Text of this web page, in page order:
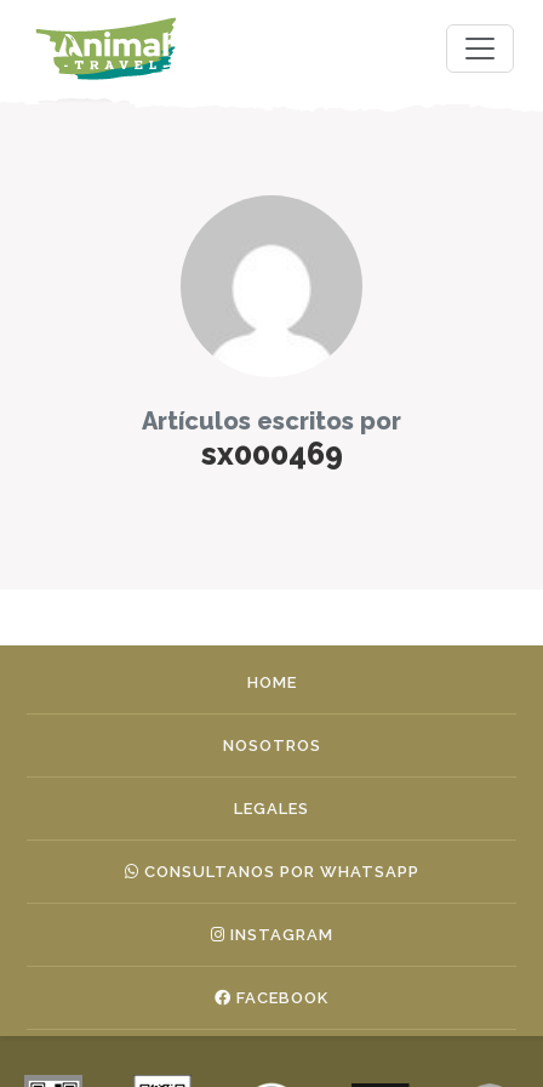
Artículos escritos por
sx000469
HOME
NOSOTROS
LEGALES
CONSULTANOS POR WHATSAPP
INSTAGRAM
FACEBOOK